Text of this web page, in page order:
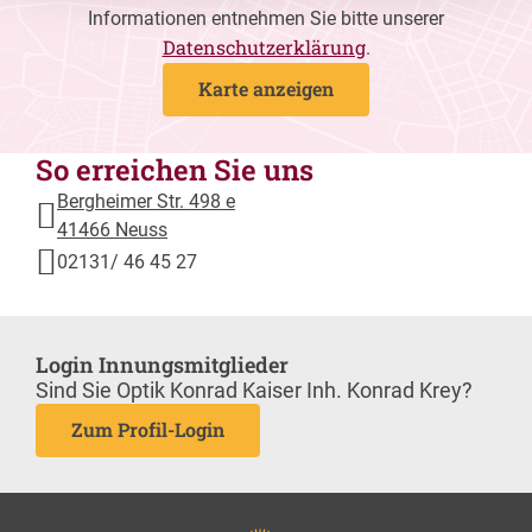
Informationen entnehmen Sie bitte unserer
Datenschutzerklärung.
Karte anzeigen
So erreichen Sie uns
Bergheimer Str. 498 e
41466 Neuss
02131/ 46 45 27
Login Innungsmitglieder
Sind Sie Optik Konrad Kaiser Inh. Konrad Krey?
Zum Profil-Login